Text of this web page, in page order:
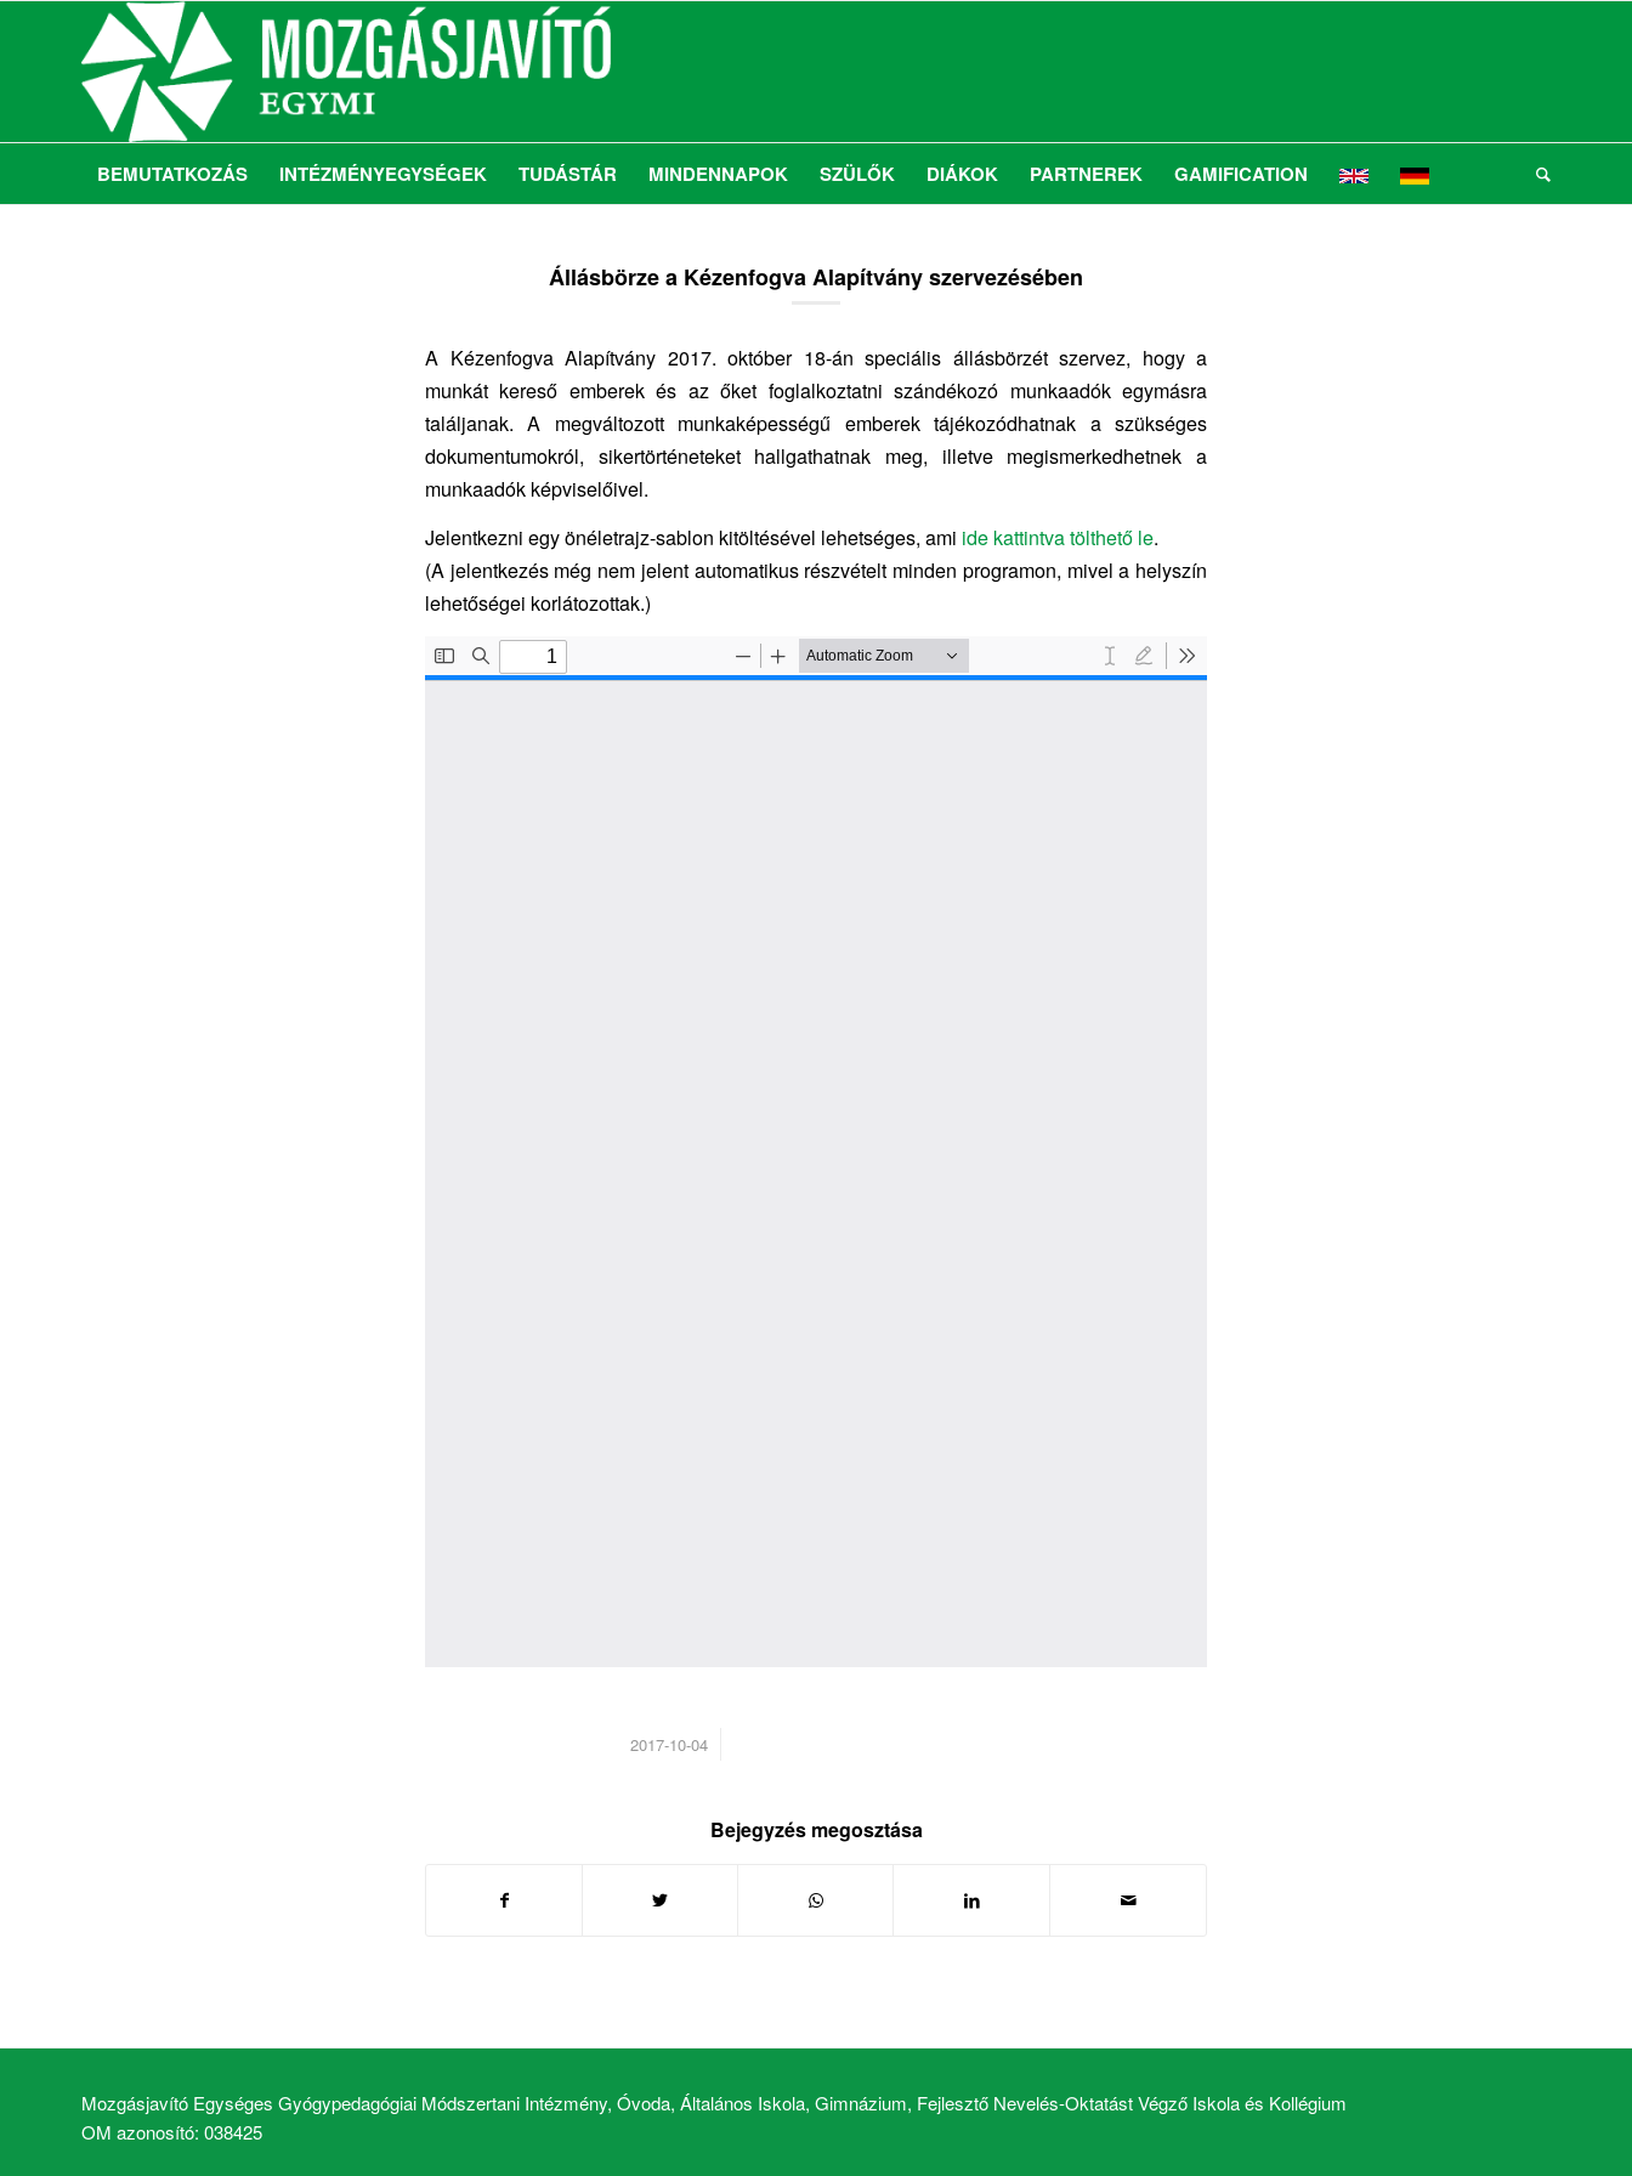
BEMUTATKOZÁS INTÉZMÉNYEGYSÉGEK TUDÁSTÁR MINDENNAPOK SZÜLŐK DIÁKOK PARTNEREK GAMIFICATION
Állásbörze a Kézenfogva Alapítvány szervezésében
A Kézenfogva Alapítvány 2017. október 18-án speciális állásbörzét szervez, hogy a
munkát kereső emberek és az őket foglalkoztatni szándékozó munkaadók egymásra
találjanak. A megváltozott munkaképességű emberek tájékozódhatnak a szükséges
dokumentumokról, sikertörténeteket hallgathatnak meg, illetve megismerkedhetnek a
munkaadók képviselőivel.
Jelentkezni egy önéletrajz-sablon kitöltésével lehetséges, ami ide kattintva tölthető le.
(A jelentkezés még nem jelent automatikus részvételt minden programon, mivel a helyszín
lehetőségei korlátozottak.)
2017-10-04
/
Bejegyzés megosztása
Mozgásjavító Egységes Gyógypedagógiai Módszertani Intézmény, Óvoda, Általános Iskola, Gimnázium, Fejlesztő Nevelés-Oktatást Végző Iskola és Kollégium
OM azonosító: 038425